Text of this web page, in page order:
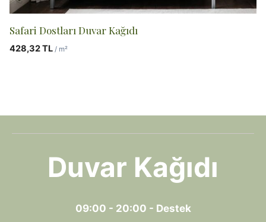
Safari Dostları Duvar Kağıdı
428,32TL / m²
Duvar Kağıdı
09:00 - 20:00 - Destek